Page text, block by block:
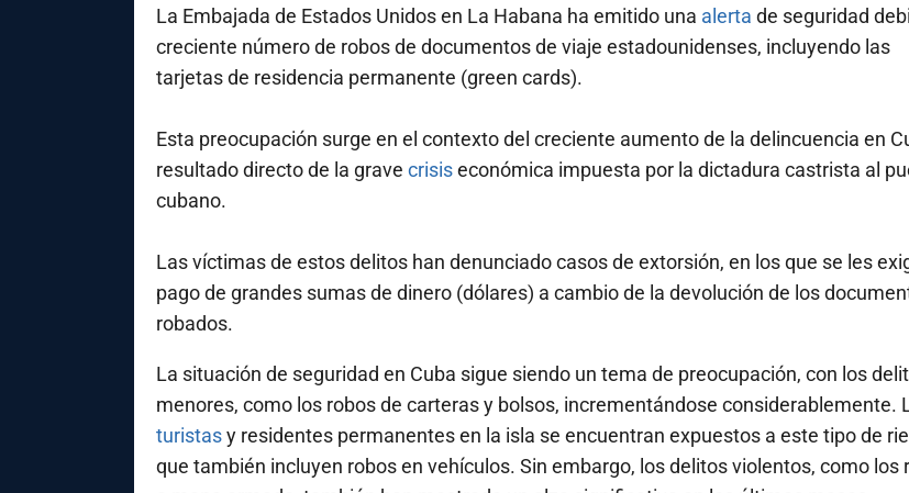
La Embajada de Estados Unidos en La Habana ha emitido una alerta de seguridad
creciente número de robos de documentos de viaje estadounidenses, incluyendo las
tarjetas de residencia permanente (green cards).
Esta preocupación surge en el contexto del creciente aumento de la delincuencia en
resultado directo de la grave crisiseconómica impuesta por la dictadura castrista al
cubano.
Las víctimas de estos delitos han denunciado casos de extorsión, en los que se les
pago de grandes sumas de dinero (dólares) a cambio de la devolución de los
robados.
La situación de seguridad en Cuba sigue siendo un tema de preocupación, con los
menores, como los robos de carteras y bolsos, incrementándose considerablemente.
turistasy residentes permanentes en la isla se encuentran expuestos a este tipo de
que también incluyen robos en vehículos. Sin embargo, los delitos violentos, como los